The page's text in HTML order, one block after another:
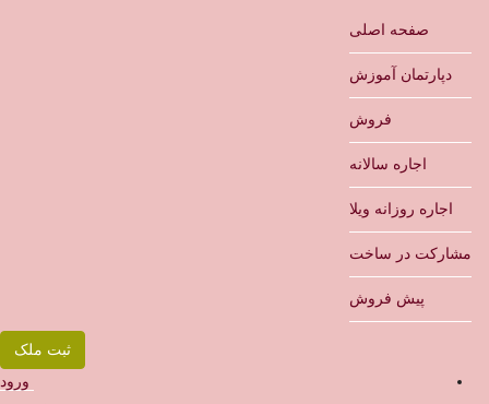
صفحه اصلی
دپارتمان آموزش
فروش
اجاره سالانه
اجاره روزانه ویلا
مشارکت در ساخت
پیش فروش
ثبت ملک
ورود